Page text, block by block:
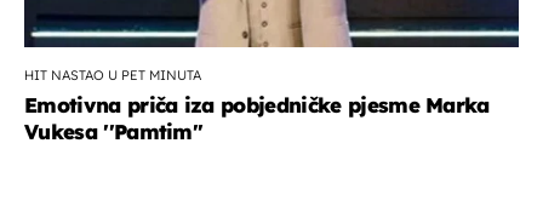
HIT NASTAO U PET MINUTA
Emotivna priča iza pobjedničke pjesme Marka
Vukesa ''Pamtim''